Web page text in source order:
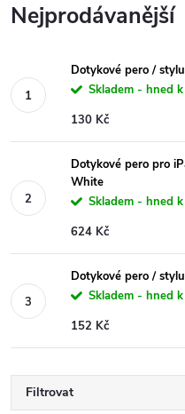
Nejprodávanější
Dotykové pero /
Skladem - hned
130 Kč
Dotykové pero pro
White
Skladem - hned
624 Kč
Dotykové pero /
Skladem - hned
152 Kč
Filtrovat